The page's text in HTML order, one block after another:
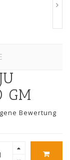
GM
Bewertung